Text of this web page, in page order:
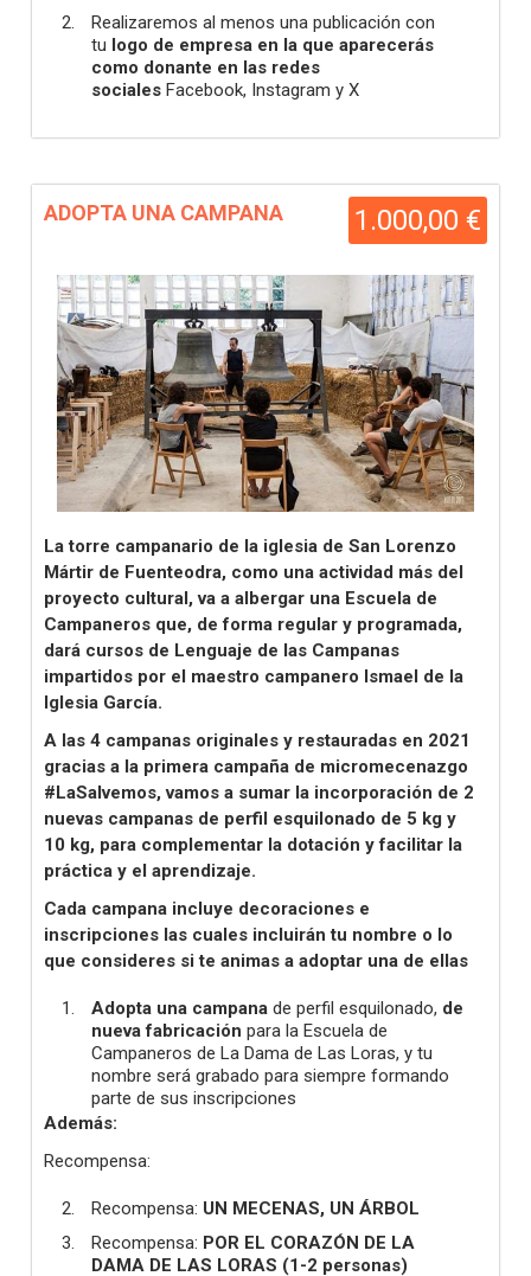
Realizaremos al menos una publicación con
tu logo de empresa en la que aparecerás
como donante en las redes
sociales Facebook, Instagram y X
1.000,00 €
ADOPTA UNA CAMPANA
La torre campanario de la iglesia de San Lorenzo
Mártir de Fuenteodra, como una actividad más del
proyecto cultural, va a albergar una Escuela de
Campaneros que, de forma regular y programada,
dará cursos de Lenguaje de las Campanas
impartidos por el maestro campanero Ismael de la
Iglesia García.
A las 4 campanas originales y restauradas en 2021
gracias a la primera campaña de micromecenazgo
#LaSalvemos, vamos a sumar la incorporación de 2
nuevas campanas de perfil esquilonado de 5 kg y
10 kg, para complementar la dotación y facilitar la
práctica y el aprendizaje.
Cada campana incluye decoraciones e
inscripciones las cuales incluirán tu nombre o lo
que consideres si te animas a adoptar una de ellas
Adopta una campana de perfil esquilonado, de
nueva fabricación para la Escuela de
Campaneros de La Dama de Las Loras, y tu
nombre será grabado para siempre formando
parte de sus inscripciones
Además:
Recompensa:
Recompensa: UN MECENAS, UN ÁRBOL
Recompensa: POR EL CORAZÓN DE LA
DAMA DE LAS LORAS (1-2 personas)